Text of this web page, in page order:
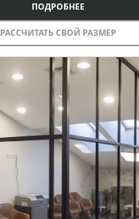
ПОДРОБНЕЕ
РАССЧИТАТЬ СВОЙ РАЗМЕР